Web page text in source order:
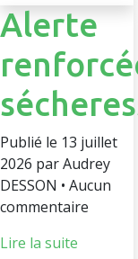
Alerte
Publié le 13 juillet
2026 par Audrey
DESSON • Aucun
commentaire
Lire la suite